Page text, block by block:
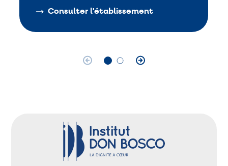
Consulter l'établissement